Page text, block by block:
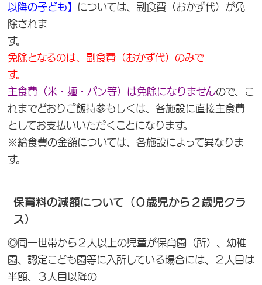
以降の子ども】
については、副食費（おかず代）が免
除されま
免除となるのは、副食費（おかず代）のみで
す。
主食費（米・麺・パン等）は免除になりませんので、こ
れまでどおりご飯持参もしくは、各施設に直接主食費
としてお支払いいただくことになります。
※給食費の金額については、各施設によって異なりま
す。
保育料の減額について（０歳児から２歳児クラ
ス）
◎同一世帯から２人以上の児童が保育園（所）、幼稚
園、認定こども園等に入所している場合には、２人目は
半額、３人目以降の